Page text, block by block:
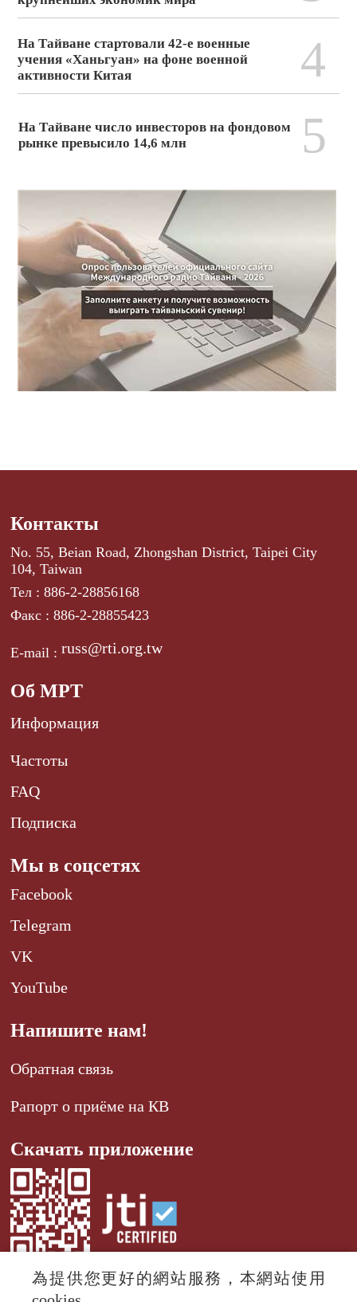
На Тайване стартовали 42-е военные
учения «Ханьгуан» на фоне военной
активности Китая
4
На Тайване число инвесторов на фондовом
рынке превысило 14,6 млн
5
Контакты
No. 55, Beian Road, Zhongshan District, Taipei City
104, Taiwan
Тел : 886-2-28856168
Факс : 886-2-28855423
E-mail :russ@rti.org.tw
Об МРТ
Информация
Частоты
FAQ
Подписка
Мы в соцсетях
Facebook
Telegram
VK
YouTube
Напишите нам!
Обратная связь
Рапорт о приёме на КВ
Скачать приложение
為提供您更好的網站服務，本網站使用